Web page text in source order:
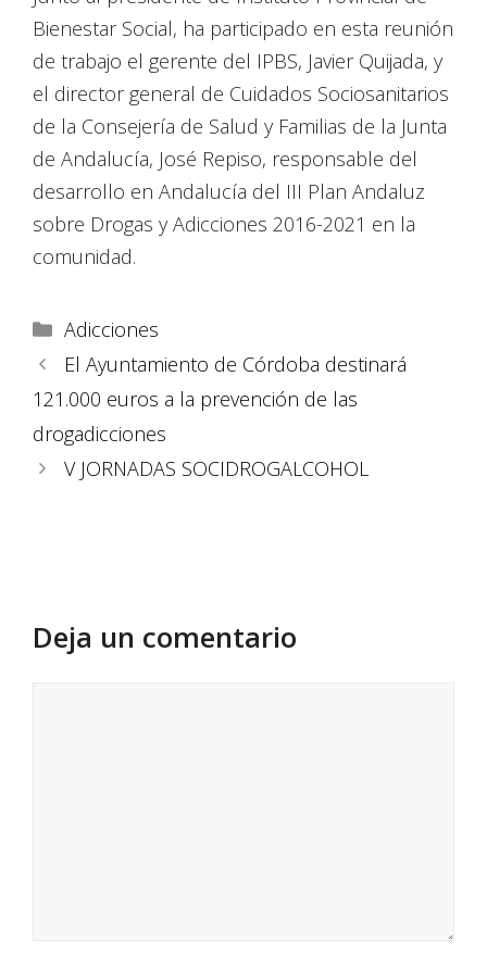
Bienestar Social, ha participado en esta reunión
de trabajo el gerente del IPBS, Javier Quijada, y
el director general de Cuidados Sociosanitarios
de la Consejería de Salud y Familias de la Junta
de Andalucía, José Repiso, responsable del
desarrollo en Andalucía del III Plan Andaluz
sobre Drogas y Adicciones 2016-2021 en la
comunidad.
Adicciones
El Ayuntamiento de Córdoba destinará
121.000 euros a la prevención de las
drogadicciones
V JORNADAS SOCIDROGALCOHOL
Deja un comentario